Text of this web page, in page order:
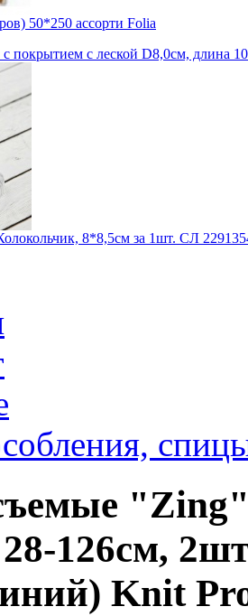
50*250 ассорти Folia
покрытием с леской D8,0см, длина
8*8,5см за 1шт. СЛ
28-126см,
Knit